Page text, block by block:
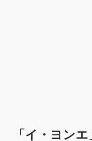
「イ・ヨンエ